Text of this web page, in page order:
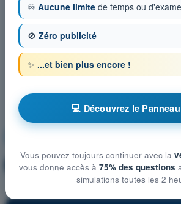
Préparation et suivi du vol
🔒 PRO Explication de la
♾️ Aucune limite de temps ou
🚫 Zéro publicité
✨ ...et bien plus encore !
💻 Découvrez le
Vous pouvez toujours continuer avec la
vous donne accès à 75% des questions
simulations toutes les 2